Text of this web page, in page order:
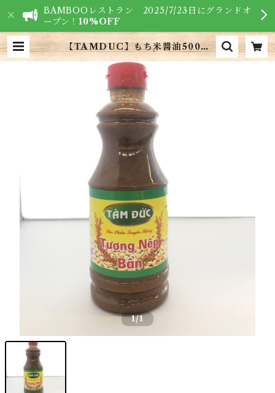
BAMBOOレストラン 2025/7/23日にグランドオ
ープン！10%OFF
【TAMDUC】もち米醬油500m
l・TƯỜNG NẸP BÁN GLUTIN
OUS RICE SAUCE500ml | VI
ETNAM FOODS - ベトナム食材
専門店
1/1